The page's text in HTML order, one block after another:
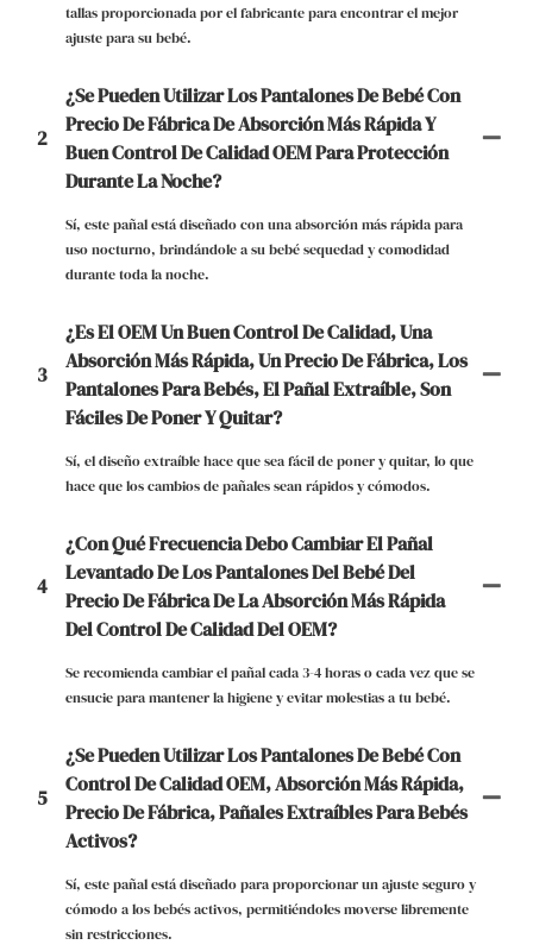
tallas proporcionada por el fabricante para encontrar el mejor
ajuste para su bebé.
2
¿Se Pueden Utilizar Los Pantalones De Bebé Con
Precio De Fábrica De Absorción Más Rápida Y
Buen Control De Calidad OEM Para Protección
Durante La Noche?
Sí, este pañal está diseñado con una absorción más rápida para
uso nocturno, brindándole a su bebé sequedad y comodidad
durante toda la noche.
3
¿Es El OEM Un Buen Control De Calidad, Una
Absorción Más Rápida, Un Precio De Fábrica, Los
Pantalones Para Bebés, El Pañal Extraíble, Son
Fáciles De Poner Y Quitar?
Sí, el diseño extraíble hace que sea fácil de poner y quitar, lo que
hace que los cambios de pañales sean rápidos y cómodos.
4
¿Con Qué Frecuencia Debo Cambiar El Pañal
Levantado De Los Pantalones Del Bebé Del
Precio De Fábrica De La Absorción Más Rápida
Del Control De Calidad Del OEM?
Se recomienda cambiar el pañal cada 3-4 horas o cada vez que se
ensucie para mantener la higiene y evitar molestias a tu bebé.
5
¿Se Pueden Utilizar Los Pantalones De Bebé Con
Control De Calidad OEM, Absorción Más Rápida,
Precio De Fábrica, Pañales Extraíbles Para Bebés
Activos?
Sí, este pañal está diseñado para proporcionar un ajuste seguro y
cómodo a los bebés activos, permitiéndoles moverse libremente
sin restricciones.